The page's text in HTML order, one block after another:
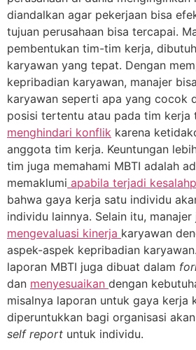
diandalkan agar pekerjaan bisa
tujuan perusahaan bisa tercapai.
pembentukan tim-tim kerja,
karyawan yang tepat. Dengan
kepribadian karyawan, manajer
karyawan seperti apa yang cocok
posisi tertentu atau pada tim kerja
menghindari konflik karena
anggota tim kerja. Keuntungan
tim juga memahami MBTI adalah
memaklumi apabila terjadi
bahwa gaya kerja satu individu
individu lainnya. Selain itu, manajer
mengevaluasi kinerja karyawan
aspek-aspek kepribadian
laporan MBTI juga dibuat dalam
dan menyesuaikan dengan
misalnya laporan untuk gaya kerja
diperuntukkan bagi organisasi
self report untuk individu.